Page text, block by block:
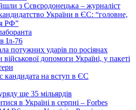
з Сєвєродонецька – журналіст
України в ЄС: “головне,
РФ”
Іл-76
потужних ударів по росіянах
допомоги Україні, у пакеті
кандидата на вступ в ЄС
ще 35 мільярдів
в Україні в серпні – Forbes